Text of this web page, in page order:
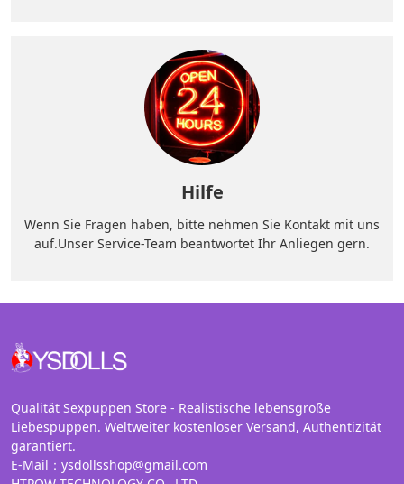
Hilfe
Wenn Sie Fragen haben, bitte nehmen Sie Kontakt mit uns
auf.Unser Service-Team beantwortet Ihr Anliegen gern.
Qualität Sexpuppen Store - Realistische lebensgroße
Liebespuppen. Weltweiter kostenloser Versand, Authentizität
garantiert.
E-Mail：ysdollsshop@gmail.com